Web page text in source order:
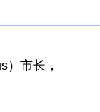
）市长，